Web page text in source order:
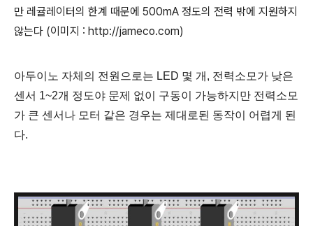
만 레귤레이터의 한계 때문에 500mA 정도의 전력 밖에 지원하지
않는다 (이미지 : http://jameco.com)
아두이노 자체의 전원으로는 LED 몇 개, 전력소모가 낮은
센서 1~2개 정도야 문제 없이 구동이 가능하지만 전력소모
가 큰 센서나 모터 같은 경우는 제대로된 동작이 어렵게 된
다.